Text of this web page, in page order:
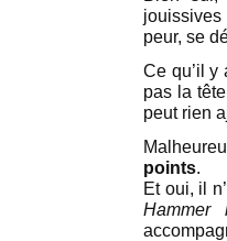
peur, se
Ce qu’il y
pas la
peut rien
points.
Et oui, il
Hammer